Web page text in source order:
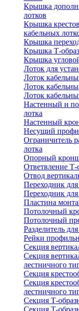
Крышка
лотков
Крышка
кабельных
Крышка
Крышка Т-
Крышка
Лоток для
Лоток
Лоток
Лоток
Настенный и
лотка
Настенный
Несущий
Ограничитель
лотка
Опорный
Ответвление Т-
Отвод
Переходник
Переходник
Пластина
Потолочный
Потолочный
Разделитель
Рейки
Секция
Секция
лестничного
Секция
Секция
лестничного
Секция Т-
Секция Т-